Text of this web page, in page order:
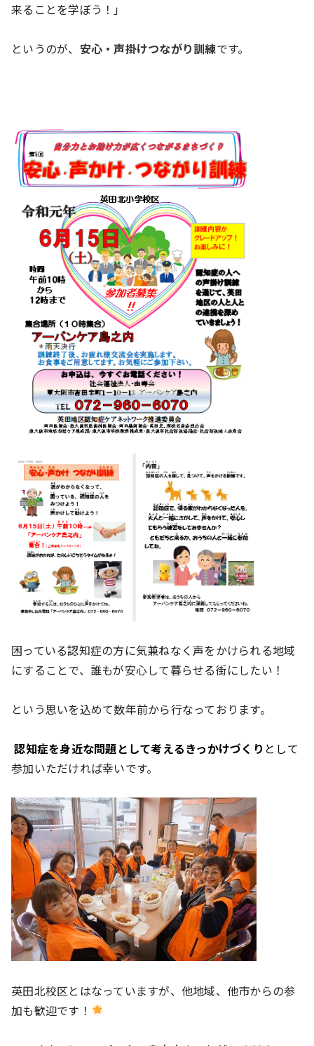
来ることを学ぼう！」
というのが、 安心・声掛けつながり訓練です。
困っている認知症の方に気兼ねなく声をかけられる地域
にすることで、 誰もが安心して暮らせる街にしたい！
という思いを込めて数年前から行なっております。
認知症を身近な問題として考えるきっかけづくり として
参加いただければ幸いです。
英田北校区とはなっていますが、他地域、他市からの参
加も歓迎です！